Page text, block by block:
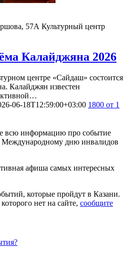
57А Культурный центр
Калайджяна 2026
центре «Сайдаш» состоится
Калайджян известен
06-18T12:59:00+03:00 1800 от 1
всю информацию про событие
Международному дню инвалидов
афиша самых интересных
которые пройдут в Казани.
нет на сайте, сообщите